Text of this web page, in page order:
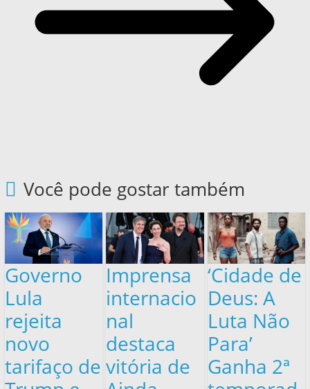
Você pode gostar também
Governo
Lula
rejeita
novo
tarifaço de
Imprensa
internacio
nal
destaca
vitória de
‘Cidade de
Deus: A
Luta Não
Para’
Ganha 2ª